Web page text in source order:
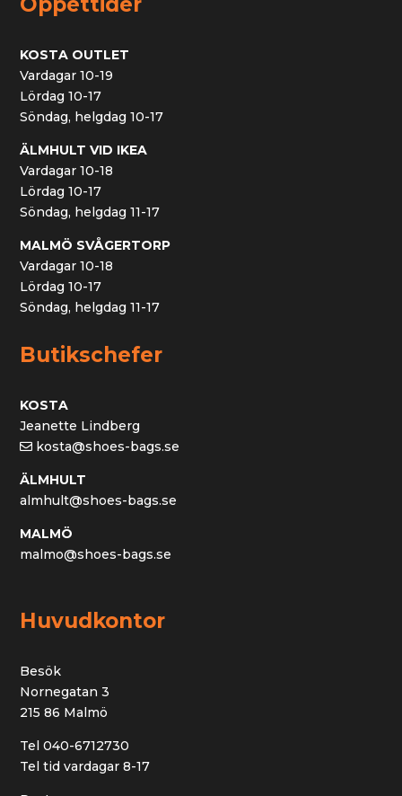
KOSTA OUTLET
Vardagar 10-19
Lördag 10-17
Söndag, helgdag 10-17
ÄLMHULT VID IKEA
Vardagar 10-18
Lördag 10-17
Söndag, helgdag 11-17
MALMÖ SVÅGERTORP
Vardagar 10-18
Lördag 10-17
Söndag, helgdag 11-17
Butikschefer
KOSTA
Jeanette Lindberg
kosta@shoes-bags.se
ÄLMHULT
almhult@shoes-bags.se
MALMÖ
malmo@shoes-bags.se
Huvudkontor
Besök
Nornegatan 3
215 86 Malmö
Tel 040-6712730
Tel tid vardagar 8-17